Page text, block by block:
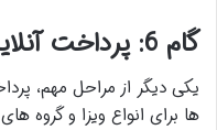
گام 6: پرداخت آنلاین هزینه ویزا
یکی دیگر از مراحل مهم،
ها برای انواع ویزا و